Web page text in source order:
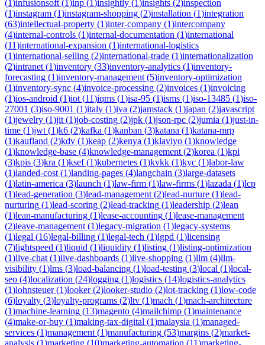
(1)infusionsoft (1)inp (1)insightly (1)insights (2)inspection
(1)instagram (1)instagram-shopping (2)installation (1)integration
(63)intellectual-property (1)inter-company (1)intercompany
(4)internal-controls (1)internal-documentation (1)international
(11)international-expansion (1)international-logistics
(1)international-selling (2)international-trade (1)internationalization
(2)intranet (1)inventory (33)inventory-analytics (1)inventory-
forecasting (1)inventory-management (5)inventory-optimization
(1)inventory-sync (4)invoice-processing (2)invoices (1)invoicing
(1)ios-android (1)iot (11)iqms (1)isa-95 (1)isms (1)iso-13485 (1)iso-
27001 (3)iso-9001 (1)italy (1)iva (2)jamstack (1)japan (2)javascript
(1)jewelry (1)jit (1)job-costing (2)jpk (1)json-rpc (2)jumia (1)just-in-
time (1)jwt (1)k6 (2)kafka (1)kanban (3)katana (1)katana-mrp
(1)kaufland (2)kdv (1)keap (2)kenya (1)klaviyo (1)knowledge
(1)knowledge-base (4)knowledge-management (2)korea (1)kpi
(3)kpis (3)kra (1)ksef(1)kubernetes (1)kvkk (1)kyc (1)labor-law
(1)landed-cost (1)landing-pages (4)langchain (3)large-datasets
(1)latin-america (3)launch (1)law-firm (1)law-firms (1)lazada (1)lcp
(1)lead-generation (3)lead-management (2)lead-nurture (1)lead-
nurturing (1)lead-scoring (2)lead-tracking (1)leadership (2)lean
(1)lean-manufacturing (1)lease-accounting (1)lease-management
(2)leave-management (1)legacy-migration (1)legacy-systems
(1)legal (16)legal-billing (1)legal-tech (1)lgpd (1)licensing
(7)lightspeed (1)liquid (1)liquidity (1)listing (1)listing-optimization
(1)live-chat (1)live-dashboards (1)live-shopping (1)llm (4)llm-
visibility (1)lms (3)load-balancing (1)load-testing (3)local (1)local-
seo (4)localization (24)logging (1)logistics (14)logistics-analytics
(1)lohnsteuer(1)looker(2)looker-studio (2)lot-tracking (1)low-code
(6)loyalty (3)loyalty-programs (2)ltv (1)mach (1)mach-architecture
(1)machine-learning (13)magento (4)mailchimp (1)maintenance
(4)make-or-buy (1)making-tax-digital (1)malaysia (1)managed-
services (1)management (1)manufacturing (53)margins (2)market-
analysis (1)marketing (10)marketing-automation (11)marketing-